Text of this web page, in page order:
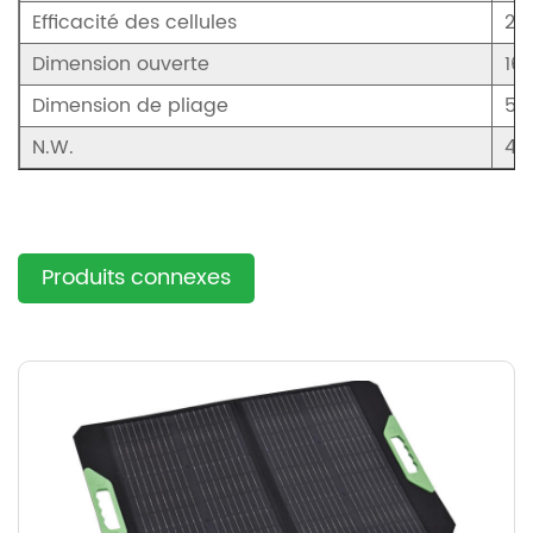
Efficacité des cellules
Dimension ouverte
Dimension de pliage
N.W.
Produits connexes